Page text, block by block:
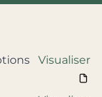
Visualiser